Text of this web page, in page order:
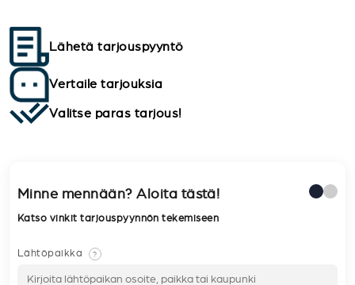
Lähetä tarjouspyyntö
Vertaile tarjouksia
Valitse paras tarjous!
Minne mennään? Aloita tästä!
Katso vinkit tarjouspyynnön tekemiseen
Lähtöpaikka ?